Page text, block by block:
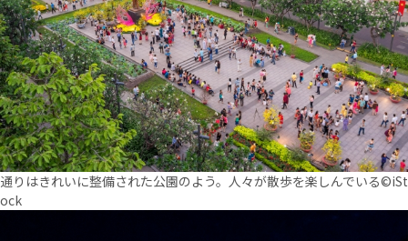
通りはきれいに整備された公園のよう。人々が散歩を楽しんでいる©iSt
ock